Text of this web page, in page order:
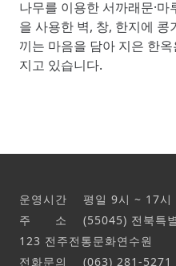
나무를 이용한 서까래문·
을 사용한 벽, 창, 한지에
끼는 마음을 담아 지은 한
지고 있습니다.
운영시간 평일 9시 ~ 17시
주 소 (55045) 전북특별
123 전주전통문화연수원
전화문의 (063) 281-5271